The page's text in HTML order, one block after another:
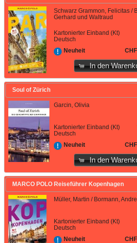
Schwarz Grammon, Felicitas /
Gerhard und Waltraud
Kartonierter Einband (Kt)
Deutsch
Neuheit
In den
Soul of Zürich
Garcin, Olivia
Kartonierter Einband (Kt)
Deutsch
Neuheit
In den
MARCO POLO Reiseführer Kopenhagen
Müller, Martin / Bormann,
Kartonierter Einband (Kt)
Deutsch
Neuheit